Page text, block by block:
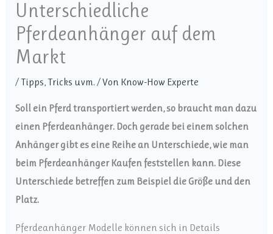
Unterschiedliche
Pferdeanhänger auf dem
Markt
/Tipps, Tricks uvm. / Von Know-How Experte
Soll ein Pferd transportiert werden, so braucht man dazu
einen Pferdeanhänger. Doch gerade bei einem solchen
Anhänger gibt es eine Reihe an Unterschiede, wie man
beim Pferdeanhänger Kaufen feststellen kann. Diese
Unterschiede betreffen zum Beispiel die Größe und den
Platz.
Pferdeanhänger Modelle können sich in Details